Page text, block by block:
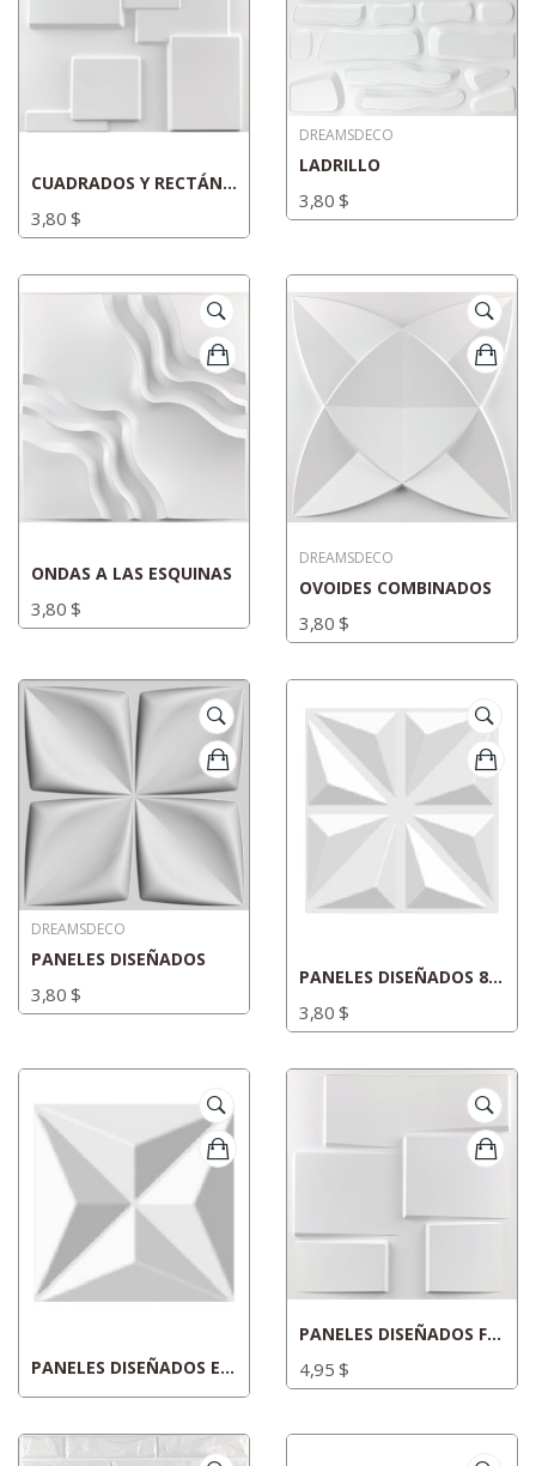
CUADRADOS Y RECTÁNGULOS
3,80 $
DREAMSDECO
LADRILLO
3,80 $
ONDAS A LAS ESQUINAS
3,80 $
DREAMSDECO
OVOIDES COMBINADOS
3,80 $
DREAMSDECO
PANELES DISEÑADOS
3,80 $
PANELES DISEÑADOS 8 PUNTAS
3,80 $
PANELES DISEÑADOS ESTRELLA
PANELES DISEÑADOS FRANJAS
4,95 $